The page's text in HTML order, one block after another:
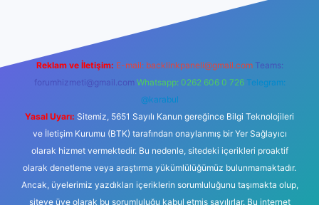
Reklam ve İletişim: E-mail: backlinkpaneli@gmail.com Teams:
forumhizmeti@gmail.com Whatsapp: 0262 606 0 726 Telegram:
@karabul
Yasal Uyarı: Sitemiz, 5651 Sayılı Kanun gereğince Bilgi Teknolojileri
ve İletişim Kurumu (BTK) tarafından onaylanmış bir Yer Sağlayıcı
olarak hizmet vermektedir. Bu nedenle, sitedeki içerikleri proaktif
olarak denetleme veya araştırma yükümlülüğümüz bulunmamaktadır.
Ancak, üyelerimiz yazdıkları içeriklerin sorumluluğunu taşımakta olup,
siteye üye olarak bu sorumluluğu kabul etmiş sayılırlar. Bu internet